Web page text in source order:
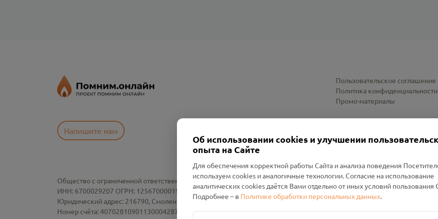
Напишите нам
Пользовательское соглашение
Политика конфиденциальности
Промо-материалы
Общество с ограниченной ответственностью «Смоленский Проект Помним»
ИНН: 6700029207 ОГРН: 1256700001986
Юридический адрес: 216790, Смоленская область, р-н Руднянский, г. Рудня, улица Западная, д. 26А, пом. 18
Номер счёта: 40702810901130004287 в АО "АЛЬФА-БАНК"
Об использовании cookies и улучшении
опыта на Сайте
Для обеспечения корректной работы Сайта и анализа поведения
используем cookies и аналогичные технологии. Согласие на использование
аналитических cookies даётся Вами отдельно от иных условий пользования
Подробнее – в Политике обработки персональных данных.